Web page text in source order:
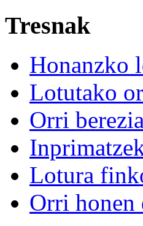
Tresnak
Honanzko
Lotutako
Orri
Lotura
Orri honen